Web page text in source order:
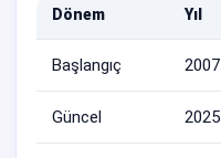
Dönem Yıl
Başlangıç 2007
Güncel 2025